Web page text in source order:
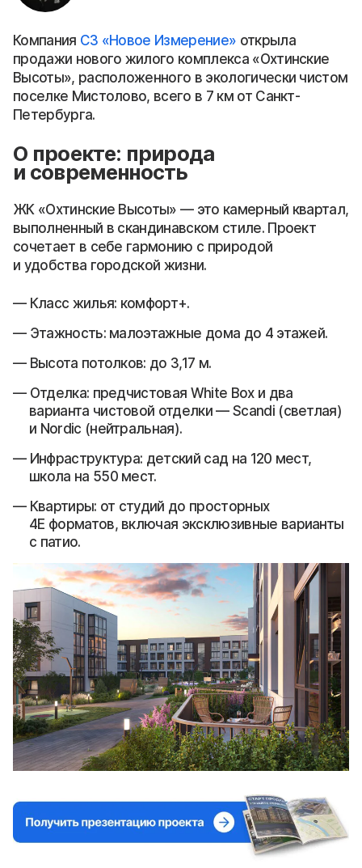
Компания СЗ «Новое Измерение» открыла
продажи нового жилого комплекса «Охтинские
Высоты», расположенного в экологически чистом
поселке Мистолово, всего в 7 км от Санкт-
Петербурга.
О проекте: природа
и современность
ЖК «Охтинские Высоты» — это камерный квартал,
выполненный в скандинавском стиле. Проект
сочетает в себе гармонию с природой
и удобства городской жизни.
Класс жилья: комфорт+.
Этажность: малоэтажные дома до 4 этажей.
Высота потолков: до 3,17 м.
Отделка: предчистовая White Box и два
варианта чистовой отделки — Scandi (светлая)
и Nordic (нейтральная).
Инфраструктура: детский сад на 120 мест,
школа на 550 мест.
Квартиры: от студий до просторных
4Е форматов, включая эксклюзивные варианты
с патио.